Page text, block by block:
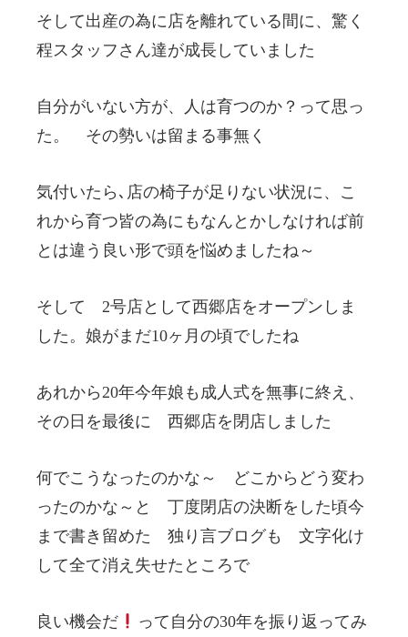
そして出産の為に店を離れている間に、驚く
程スタッフさん達が成長していました
自分がいない方が、人は育つのか？って思っ
た。 その勢いは留まる事無く
気付いたら､店の椅子が足りない状況に、こ
れから育つ皆の為にもなんとかしなければ前
とは違う良い形で頭を悩めましたね～
そして 2号店として西郷店をオープンしま
した。娘がまだ10ヶ月の頃でしたね
あれから20年今年娘も成人式を無事に終え、
その日を最後に 西郷店を閉店しました
何でこうなったのかな～ どこからどう変わ
ったのかな～と 丁度閉店の決断をした頃今
まで書き留めた 独り言ブログも 文字化け
して全て消え失せたところで
良い機会だ って自分の30年を振り返ってみ